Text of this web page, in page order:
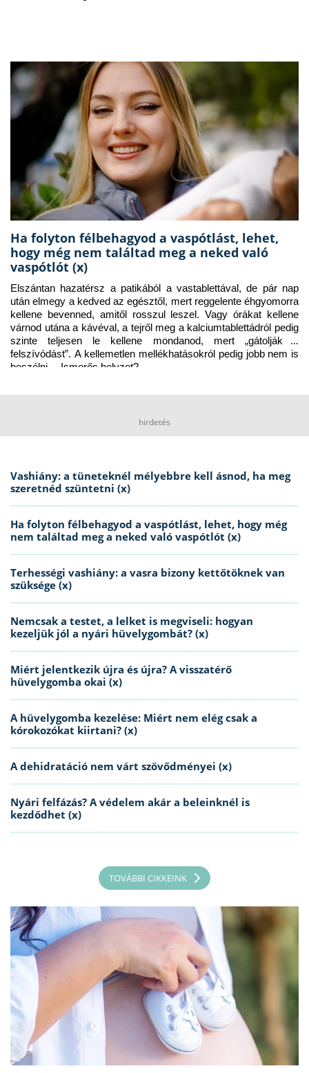
Ha folyton félbehagyod a vaspótlást, lehet,
hogy még nem találtad meg a neked való
vaspótlót (x)
Elszántan hazatérsz a patikából a vastablettával, de pár nap
után elmegy a kedved az egésztől, mert reggelente éhgyomorra
kellene bevenned, amitől rosszul leszel. Vagy órákat kellene
várnod utána a kávéval, a tejről meg a kalciumtablettádról pedig
szinte teljesen le kellene mondanod, mert „gátolják a
felszívódást”. A kellemetlen mellékhatásokról pedig jobb nem is
beszélni… Ismerős helyzet?
hirdetés
Vashiány: a tüneteknél mélyebbre kell ásnod, ha meg
szeretnéd szüntetni (x)
Ha folyton félbehagyod a vaspótlást, lehet, hogy még
nem találtad meg a neked való vaspótlót (x)
Terhességi vashiány: a vasra bizony kettőtöknek van
szüksége (x)
Nemcsak a testet, a lelket is megviseli: hogyan
kezeljük jól a nyári hüvelygombát? (x)
Miért jelentkezik újra és újra? A visszatérő
hüvelygomba okai (x)
A hüvelygomba kezelése: Miért nem elég csak a
kórokozókat kiirtani? (x)
A dehidratáció nem várt szövődményei (x)
Nyári felfázás? A védelem akár a beleinknél is
kezdődhet (x)
TOVÁBBI CIKKEINK